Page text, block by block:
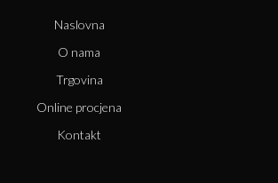
Naslovna
O nama
Trgovina
Online procjena
Kontakt